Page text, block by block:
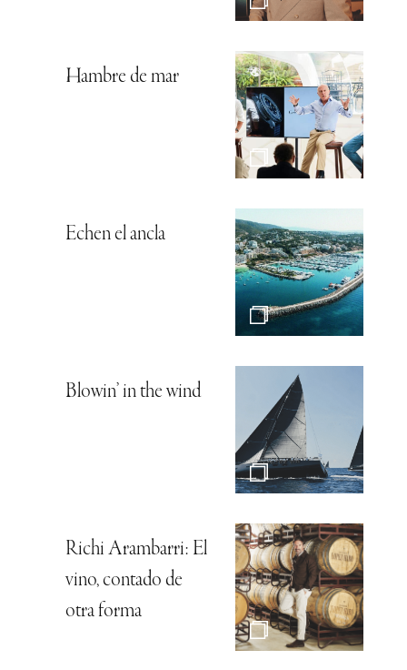
Hambre de mar
Echen el ancla
Blowin’ in the wind
Richi Arambarri: El
vino, contado de
otra forma